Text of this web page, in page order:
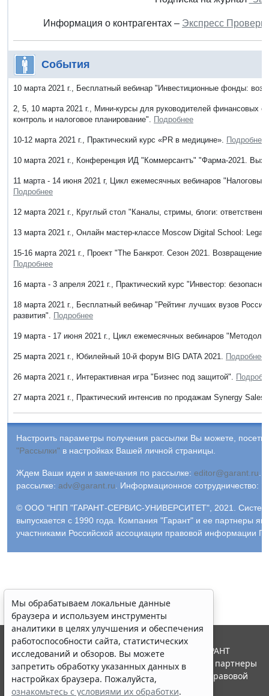
Информация о контрагентах – Экспресс
События
10 марта 2021 г., Бесплатный вебинар "Инвестиционные фонды:
2, 5, 10 марта 2021 г., Мини-курсы для руководителей финансовых
контроль и налоговое планирование". Подробнее
10-12 марта 2021 г., Практический курс «PR в медицине». Подробнее
10 марта 2021 г., Конференция ИД "Коммерсантъ" "Фарма-2021.
11 марта - 14 июня 2021 г, Цикл ежемесячных вебинаров "Налоговый
Подробнее
12 марта 2021 г., Круглый стол "Каналы, стримы, блоги:
13 марта 2021 г., Онлайн мастер-классе Moscow Digital School:
15-16 марта 2021 г., Проект "The Банкрот. Сезон 2021.
Подробнее
16 марта - 3 апреля 2021 г., Практический курс "Инвестор:
18 марта 2021 г., Бесплатный вебинар "Рейтинг лучших вузов
развития". Подробнее
19 марта - 17 июня 2021 г., Цикл ежемесячных вебинаров
25 марта 2021 г., Юбилейный 10-й форум BIG DATA 2021. Подробнее
26 марта 2021 г., Интерактивная игра "Бизнес под защитой".
27 марта 2021 г., Практический интенсив по продажам Synergy
Настроить параметры получения рассылки Вы можете,
"Рассылки" в настройках Вашей личной страницы.
Ждем Ваши идеи и замечания по рассылке: editor@garant.ru
рассылке: adv@garant.ru Информационное сотрудничество:
© ООО "НПП "ГАРАНТ-СЕРВИС-УНИВЕРСИТЕТ", 2021.
выпускается с 1990 года. Компания "Гарант" и ее партнеры
участниками Российской ассоциации правовой информации
Мы обрабатываем локальные данные
браузера и используем инструменты
аналитики в целях улучшения и обеспечения
работоспособности сайта, статистических
исследований и обзоров. Вы можете
запретить обработку указанных данных в
настройках браузера. Пожалуйста,
ознакомьтесь с условиями их обработки.
© ООО "НПП "ГАРАНТ-СЕРВИС", 2026. Система ГАРАНТ
выпускается с 1990 года. Компания "Гарант" и ее партнеры
являются участниками Российской ассоциации правовой
информации ГАРАНТ.